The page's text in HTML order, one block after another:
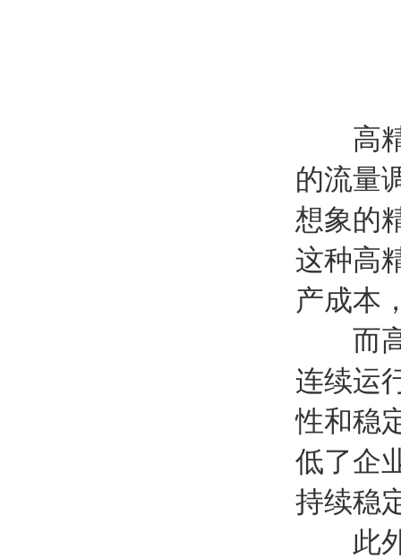
高精
的流量
想象的
这种高
产成本
而高
连续运
性和稳
低了企
持续稳
此外